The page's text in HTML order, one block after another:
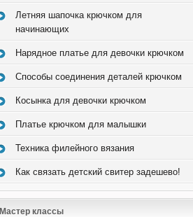
Летняя шапочка крючком для
начинающих
Нарядное платье для девочки крючком
Способы соединения деталей крючком
Косынка для девочки крючком
Платье крючком для малышки
Техника филейного вязания
Как связать детский свитер задешево!
Мастер классы